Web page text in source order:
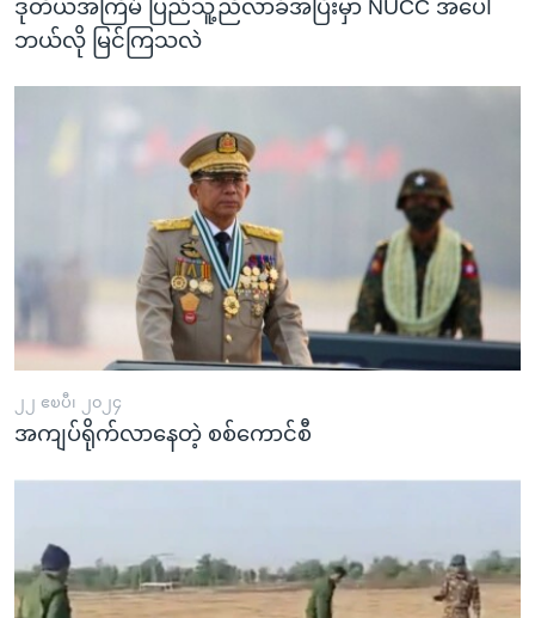
ဒုတိယအကြိမ် ပြည်သူ့ညီလာခံအပြီးမှာ NUCC အပေါ်
ဘယ်လို မြင်ကြသလဲ
၂၂ ဧၿပီ၊ ၂၀၂၄
အကျပ်ရိုက်လာနေတဲ့ စစ်ကောင်စီ